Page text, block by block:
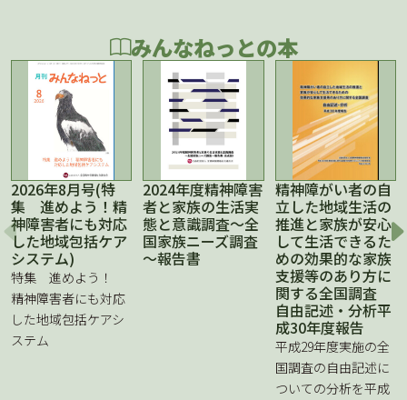
みんなねっとの本
2026年8月号(特
集 進めよう！精
神障害者にも対応
した地域包括ケア
システム)
特集 進めよう！
精神障害者にも対応
した地域包括ケアシ
ステム
2024年度精神障害
者と家族の生活実
態と意識調査～全
国家族ニーズ調査
～報告書
精神障がい者の自
立した地域生活の
推進と家族が安心
して生活できるた
めの効果的な家族
支援等のあり方に
関する全国調査
自由記述・分析平
成30年度報告
平成29年度実施の全
国調査の自由記述に
ついての分析を平成